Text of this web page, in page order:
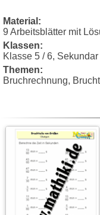
Material:
9 Arbeitsblätter mit
Klassen:
Klasse 5 / 6, Sekundar I
Themen:
Bruchrechnung,